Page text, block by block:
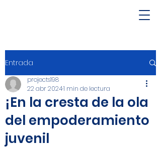
Entrada
¡En la cresta de la ola
del empoderamiento
juvenil
projects198
22 abr 20241 min de lectura